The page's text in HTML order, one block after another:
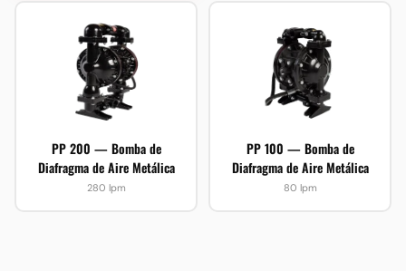
PP 200 — Bomba de
Diafragma de Aire Metálica
280 lpm
PP 100 — Bomba de
Diafragma de Aire Metálica
80 lpm